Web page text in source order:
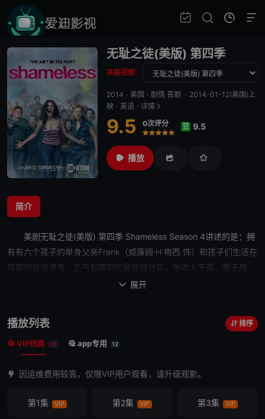
无耻之徒(美版) 第四季
关联视频 :
2014 · 美国 · 剧情 喜剧 · 2014-01-12(美国)上
映 · 英语 · 详情
9.5 0次评分
很差
较差
还行推荐力荐
豆 9.5
播放
简介
美剧无耻之徒(美版) 第四季 Shameless Season 4讲述的是：拥
有有六个孩子的单身父亲Frank（威廉姆·H·梅西 饰）和孩子们生活在
周围到处是酒鬼、乞丐和罪犯的最底层社区。他收入不高，整天酗
酒，根本不管儿女们的死活，不到20岁的大女儿Fiona（埃米·罗森
在他们的楼梯上做爱；这个热闹非凡的家庭忙碌、自由、无法无天、
充满冒险。 他们 拥有的不多，但
力照顾全家人的生活，一边在「Worldwide Cup」公司工作。Mike
Debbie和Carl取得联系，但这两个孩子已经因为青春期荷尔蒙激增而
 展开
播放列表 排序
VIP线路 12 app专用 12
因运维费用较高，仅限VIP用户观看，请升级观影。
第1集 VIP 第2集 VIP 第3集 VIP